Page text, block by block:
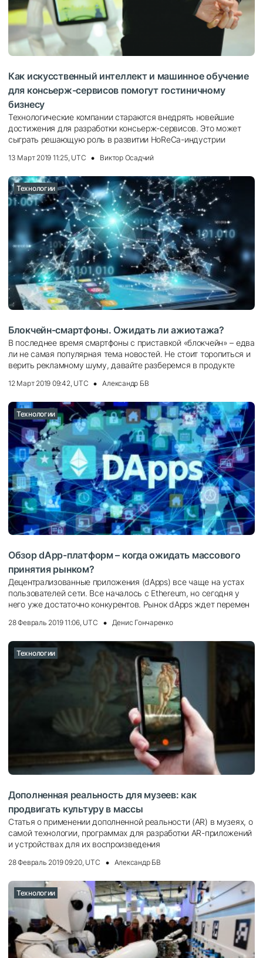
Как искусственный интеллект и машинное обучение
для консьерж-сервисов помогут гостиничному
бизнесу
Технологические компании стараются внедрять новейшие
достижения для разработки консьерж-сервисов. Это может
сыграть решающую роль в развитии HoReCa-индустрии
13 Март 2019 11:25, UTC Виктор Осадчий
Технологии
Блокчейн-смартфоны. Ожидать ли ажиотажа?
В последнее время смартфоны с приставкой «блокчейн» – едва
ли не самая популярная тема новостей. Не стоит торопиться и
верить рекламному шуму, давайте разберемся в продукте
12 Март 2019 09:42, UTC Александр БВ
Технологии
Обзор dApp-платформ – когда ожидать массового
принятия рынком?
Децентрализованные приложения (dApps) все чаще на устах
пользователей сети. Все началось с Ethereum, но сегодня у
него уже достаточно конкурентов. Рынок dApps ждет перемен
28 Февраль 2019 11:06, UTC Денис Гончаренко
Технологии
Дополненная реальность для музеев: как
продвигать культуру в массы
Статья о применении дополненной реальности (AR) в музеях, о
самой технологии, программах для разработки AR-приложений
и устройствах для их воспроизведения
28 Февраль 2019 09:20, UTC Александр БВ
Технологии